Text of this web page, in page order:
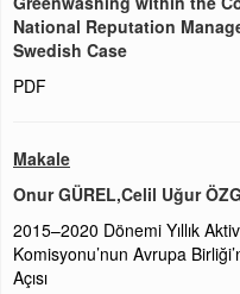
National Reputation
Swedish Case
PDF
Makale
Onur GÜREL,Celil Uğur
2015–2020 Dönemi Yıllık
Komisyonu’nun Avrupa
Açısı